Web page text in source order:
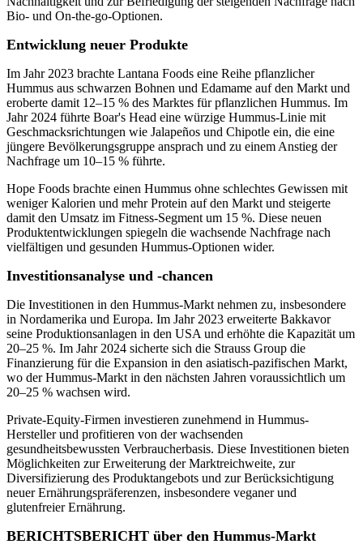
Bio- und On-the-go-Optionen.
Entwicklung neuer Produkte
Im Jahr 2023 brachte Lantana Foods eine Reihe pflanzlicher
Hummus aus schwarzen Bohnen und Edamame auf den Markt und
eroberte damit 12–15 % des Marktes für pflanzlichen Hummus. Im
Jahr 2024 führte Boar's Head eine würzige Hummus-Linie mit
Geschmacksrichtungen wie Jalapeños und Chipotle ein, die eine
jüngere Bevölkerungsgruppe ansprach und zu einem Anstieg der
Nachfrage um 10–15 % führte.
Hope Foods brachte einen Hummus ohne schlechtes Gewissen mit
weniger Kalorien und mehr Protein auf den Markt und steigerte
damit den Umsatz im Fitness-Segment um 15 %. Diese neuen
Produktentwicklungen spiegeln die wachsende Nachfrage nach
vielfältigen und gesunden Hummus-Optionen wider.
Investitionsanalyse und -chancen
Die Investitionen in den Hummus-Markt nehmen zu, insbesondere
in Nordamerika und Europa. Im Jahr 2023 erweiterte Bakkavor
seine Produktionsanlagen in den USA und erhöhte die Kapazität um
20–25 %. Im Jahr 2024 sicherte sich die Strauss Group die
Finanzierung für die Expansion in den asiatisch-pazifischen Markt,
wo der Hummus-Markt in den nächsten Jahren voraussichtlich um
20–25 % wachsen wird.
Private-Equity-Firmen investieren zunehmend in Hummus-
Hersteller und profitieren von der wachsenden
gesundheitsbewussten Verbraucherbasis. Diese Investitionen bieten
Möglichkeiten zur Erweiterung der Marktreichweite, zur
Diversifizierung des Produktangebots und zur Berücksichtigung
neuer Ernährungspräferenzen, insbesondere veganer und
glutenfreier Ernährung.
BERICHTSBERICHT über den Hummus-Markt